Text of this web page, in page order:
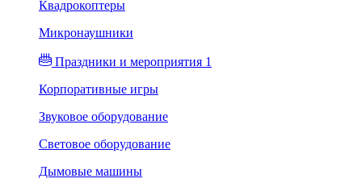
Квадрокоптеры
Микронаушники
Праздники и мероприятия 1
Корпоративные игры
Звуковое оборудование
Световое оборудование
Дымовые машины